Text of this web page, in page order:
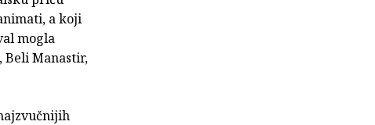
a koji
mogla
Manastir,